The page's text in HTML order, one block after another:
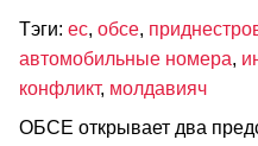
Тэги: ес, обсе,
автомобильные номера,
конфликт, молдавияч
ОБСЕ открывает два